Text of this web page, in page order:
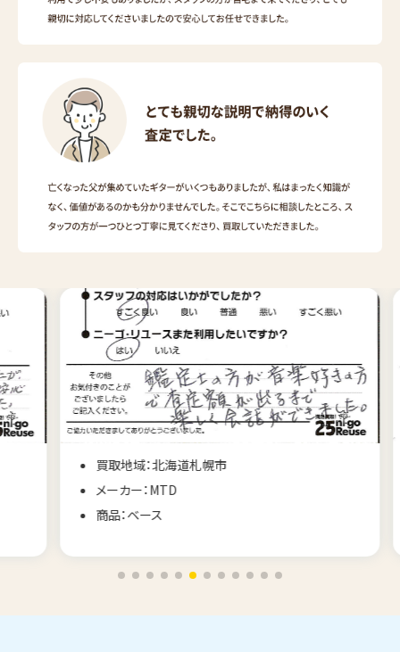
買取地域：北海道札幌市
メーカー：MTD
商品：ベース